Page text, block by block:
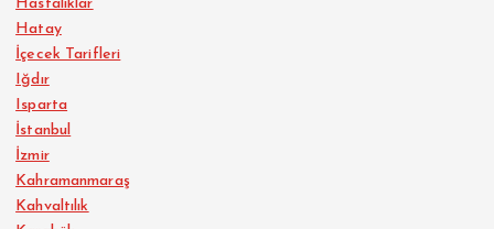
Hastalıklar
Hatay
İçecek Tarifleri
Iğdır
Isparta
İstanbul
İzmir
Kahramanmaraş
Kahvaltılık